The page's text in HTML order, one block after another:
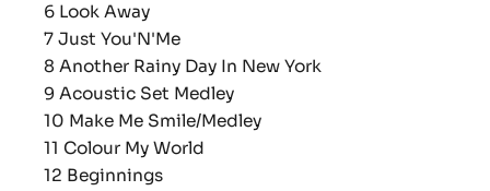
6 Look Away
7 Just You'N'Me
8 Another Rainy Day In New York
9 Acoustic Set Medley
10 Make Me Smile/Medley
11 Colour My World
12 Beginnings